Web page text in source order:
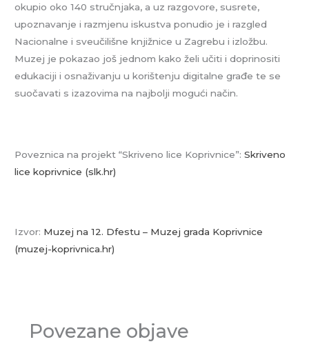
okupio oko 140 stručnjaka, a uz razgovore, susrete,
upoznavanje i razmjenu iskustva ponudio je i razgled
Nacionalne i sveučilišne knjižnice u Zagrebu i izložbu.
Muzej je pokazao još jednom kako želi učiti i doprinositi
edukaciji i osnaživanju u korištenju digitalne građe te se
suočavati s izazovima na najbolji mogući način.
Poveznica na projekt “Skriveno lice Koprivnice”:Skriveno
lice koprivnice (slk.hr)
Izvor: Muzej na 12. Dfestu – Muzej grada Koprivnice
(muzej-koprivnica.hr)
Povezane objave